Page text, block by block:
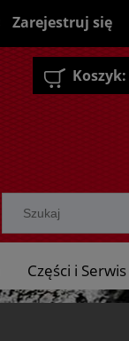
Zarejestruj się
Koszyk:
Części i Serwis